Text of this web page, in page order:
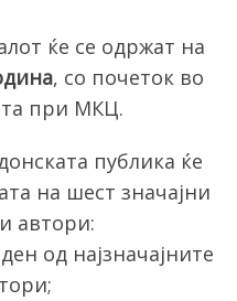
ќе се одржат на
, со почеток во
при МКЦ.
публика ќе
на шест значајни
автори:
од најзначајните